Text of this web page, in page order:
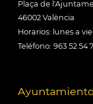
Plaça de
46002 València
Horarios: lunes a
Teléfono: 963 52 54